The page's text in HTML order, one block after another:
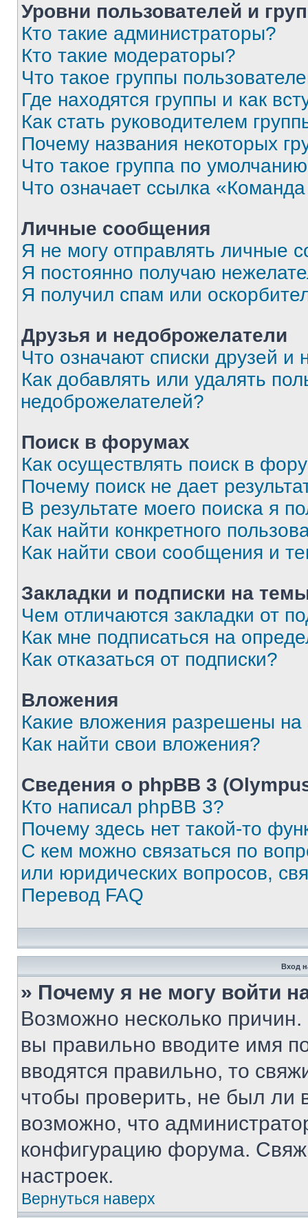
Уровни пользователей и
Кто такие администраторы?
Кто такие модераторы?
Что такое группы
Где находятся группы и как
Как стать руководителем
Почему названия некоторых
Что такое группа по
Что означает ссылка
Личные сообщения
Я не могу отправлять личные
Я постоянно получаю
Я получил спам или
Друзья и недоброжелатели
Что означают списки друзей и
Как добавлять или удалять
недоброжелателей?
Поиск в форумах
Как осуществлять поиск в
Почему поиск не дает
В результате моего поиска я
Как найти конкретного
Как найти свои сообщения и
Закладки и подписки на
Чем отличаются закладки от
Как мне подписаться на
Как отказаться от подписки?
Вложения
Какие вложения разрешены
Как найти свои вложения?
Сведения о phpBB 3
Кто написал phpBB 3?
Почему здесь нет такой-то
С кем можно связаться по
или юридических вопросов,
Перевод FAQ
Вход
» Почему я не могу войти
Возможно несколько
вы правильно вводите имя
вводятся правильно, то
чтобы проверить, не был ли
возможно, что
конфигурацию форума.
настроек.
Вернуться наверх